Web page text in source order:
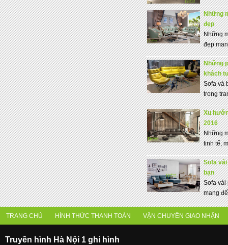
Những
đẹp
Những
đẹp
Những
khách
Sofa và
trong
Xu
2016
Những
tinh tế,
Sofa
bạn
Sofa vải
mang
TRANG CHỦ HÌNH THỨC THANH TOÁN VẬN CHUYỂN GIAO NHẬN
Truyền hình Hà Nội 1 ghi hình